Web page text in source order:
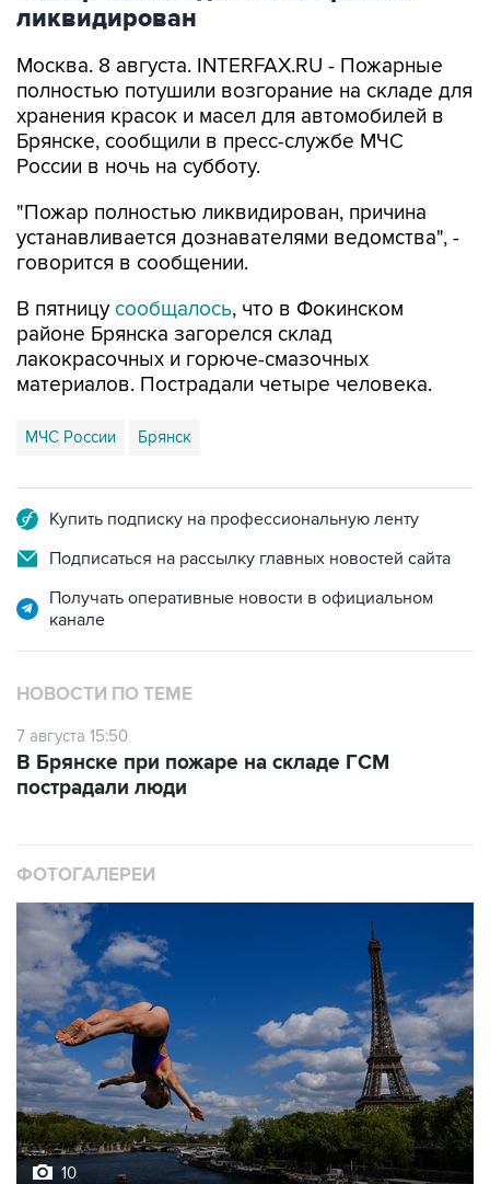
ликвидирован
Москва. 8 августа. INTERFAX.RU - Пожарные
полностью потушили возгорание на складе для
хранения красок и масел для автомобилей в
Брянске, сообщили в пресс-службе МЧС
России в ночь на субботу.
"Пожар полностью ликвидирован, причина
устанавливается дознавателями ведомства", -
говорится в сообщении.
В пятницу сообщалось, что в Фокинском
районе Брянска загорелся склад
лакокрасочных и горюче-смазочных
материалов. Пострадали четыре человека.
МЧС России Брянск
Купить подписку на профессиональную ленту
Подписаться на рассылку главных новостей сайта
Получать оперативные новости в официальном
канале
НОВОСТИ ПО ТЕМЕ
7 августа 15:50
В Брянске при пожаре на складе ГСМ
пострадали люди
ФОТОГАЛЕРЕИ
10